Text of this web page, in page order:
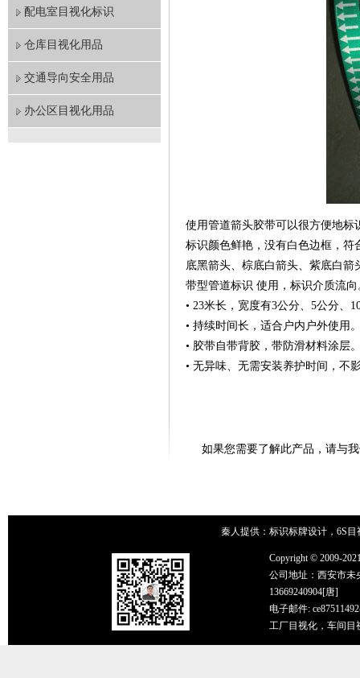
配电室目视化标识
仓库目视化用品
交通导向安全用品
办公区目视化用品
使用管道箭头胶带可以很方便地
标识颜色鲜艳，没有白色边框，
底黑箭头、棕底白箭头、紫底白
带型管道标识 使用，标识介质流向
• 23米长，宽度有3公分、5公分、
• 持续时间长，适合户内户外使用
• 胶带自带背胶，带防滑材料涂层
• 无异味、无需安装养护时间，不
如果您需要了解此产品，请与我
秦人提供：标识标牌设计，6S
Copyright © 2009-
公司地址：西安市未
13669240904[唐]
电子邮件:
工厂目视化，车间目